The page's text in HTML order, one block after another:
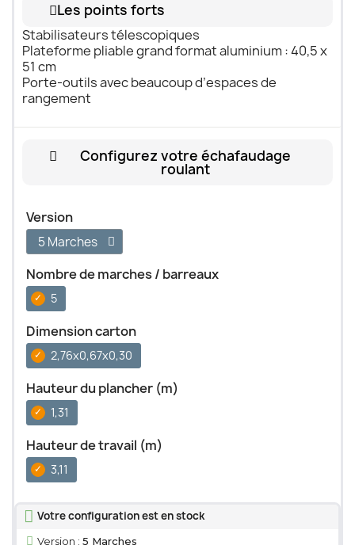
Les points forts
Stabilisateurs télescopiques
Plateforme pliable grand format aluminium : 40,5 x
51 cm
Porte-outils avec beaucoup d’espaces de
rangement
Configurez votre échafaudage
roulant
Version
Nombre de marches / barreaux
5
Dimension carton
2,76x0,67x0,30
Hauteur du plancher (m)
1,31
Hauteur de travail (m)
3,11
Votre configuration est en stock
Version : 5 Marches